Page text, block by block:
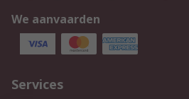
We aanvaarden
Services